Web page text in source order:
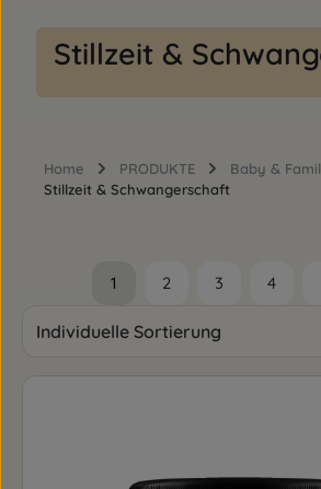
Stillzeit &
Home PRODUKTE
Baby &
Stillzeit & Schwangerschaft
Seite
1 Seite
2 Seite
3 Seite
4